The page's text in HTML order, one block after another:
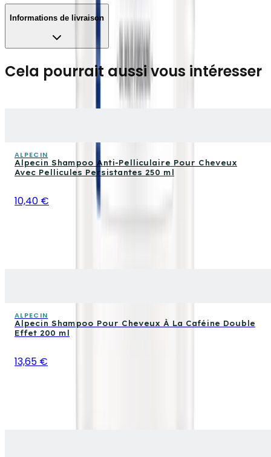
Informations de livraison
Cela pourrait aussi vous intéresser
ALPECIN
Alpecin Shampoo Anti-Pelliculaire Pour Cheveux
Avec Pellicules Persistantes 250 ml
10,40 €
ALPECIN
Alpecin Shampoo Pour Cheveux À La Caféine Double
Effet 200 ml
13,65 €